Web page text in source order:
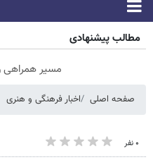
مطالب پیشنهادی
مسیر همراهی و
صفحه اصلی اخبار فرهنگی و هنری
۰ نفر